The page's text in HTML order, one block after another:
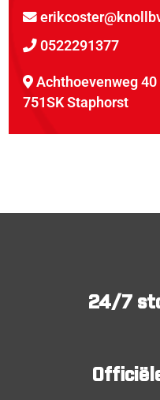
0522291377
Achthoevenweg 40
751SK Staphorst
24/7